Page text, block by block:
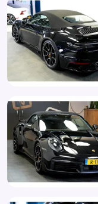
Koplampen adaptief
Koplampreiniging
Led-koplampen
LED achterlichten
LED
Lederen stuurwiel
Lichtmetalen velgen
Lichtmetalen
Lichtsensor
Liftsysteem vooras